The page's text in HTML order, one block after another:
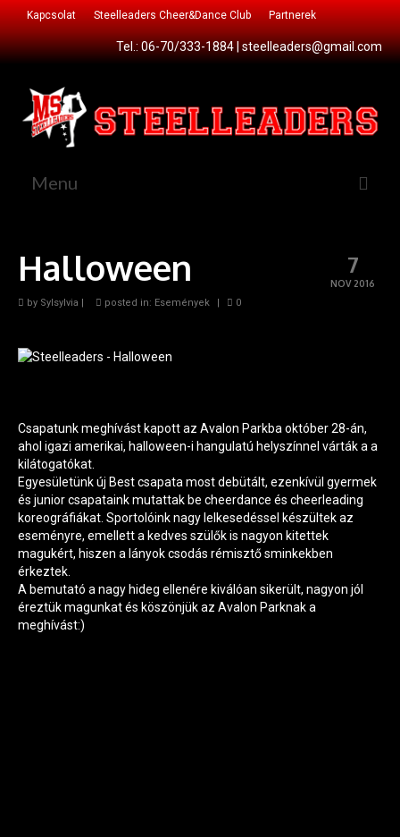
Kapcsolat Steelleaders Cheer&Dance Club Partnerek
Tel.: 06-70/333-1884 |steelleaders@gmail.com
Menu
Csatlakozz!
Cheer&Dance Club
Csapataink
Galéria
7
NOV 2016
Halloween
by Sylsylvia | posted in: Események | 0
Csapatunk meghívást kapott az Avalon Parkba október 28-án,
ahol igazi amerikai, halloween-i hangulatú helyszínnel várták a a
kilátogatókat.
Egyesületünk új Best csapata most debütált, ezenkívül gyermek
és junior csapataink mutattak be cheerdance és cheerleading
koreográfiákat. Sportolóink nagy lelkesedéssel készültek az
eseményre, emellett a kedves szülők is nagyon kitettek
magukért, hiszen a lányok csodás rémisztő sminkekben
érkeztek.
A bemutató a nagy hideg ellenére kiválóan sikerült, nagyon jól
éreztük magunkat és köszönjük az Avalon Parknak a
meghívást:)